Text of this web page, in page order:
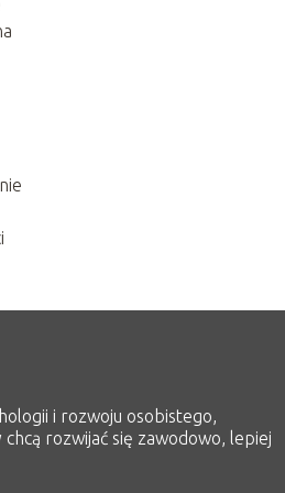
i rozwoju osobistego,
rozwijać się zawodowo, lepiej